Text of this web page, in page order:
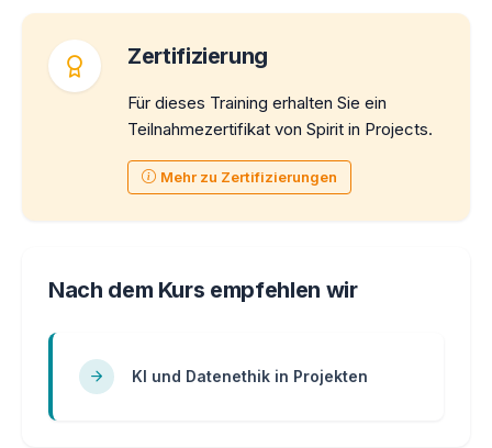
Zertifizierung
Für dieses Training erhalten Sie ein
Teilnahmezertifikat von Spirit in Projects.
Mehr zu Zertifizierungen
Nach dem Kurs empfehlen wir
KI und Datenethik in Projekten